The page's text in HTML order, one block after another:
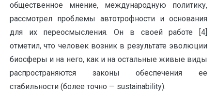
общественное мнение, международную политику,
рассмотрел проблемы автотрофности и основания
для их переосмысления. Он в своей работе [4]
отметил, что человек возник в результате эволюции
биосферы и на него, как и на остальные живые виды
распространяются законы обеспечения ее
стабильности (более точно — sustainability).